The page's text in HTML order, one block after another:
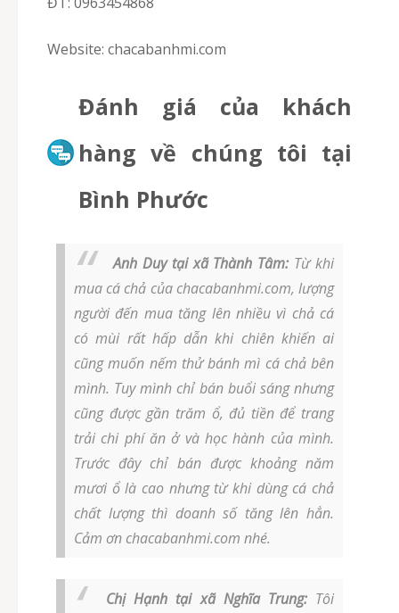
Website: chacabanhmi.com
Đánh giá của khách
hàng về chúng tôi tại
Bình Phước
Anh Duy tại xã Thành Tâm: Từ khi
mua cá chả của chacabanhmi.com, lượng
người đến mua tăng lên nhiều vì chả cá
có mùi rất hấp dẫn khi chiên khiến ai
cũng muốn nếm thử bánh mì cá chả bên
mình. Tuy mình chỉ bán buổi sáng nhưng
cũng được gần trăm ổ, đủ tiền để trang
trải chi phí ăn ở và học hành của mình.
Trước đây chỉ bán được khoảng năm
mươi ổ là cao nhưng từ khi dùng cá chả
chất lượng thì doanh số tăng lên hẳn.
Cảm ơn chacabanhmi.com nhé.
Chị Hạnh tại xã Nghĩa Trung:Tôi